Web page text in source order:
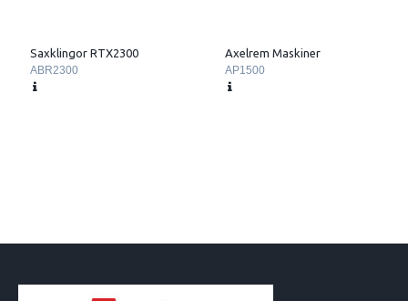
Saxklingor RTX2300
ABR2300
Axelrem Maskiner
AP1500